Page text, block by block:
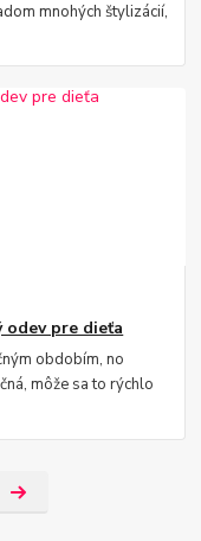
mnohých štylizácií,
odev pre dieťa
obdobím, no
môže sa to rýchlo